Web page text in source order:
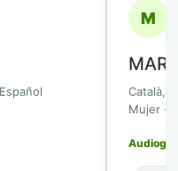
M
Català,
Mujer ·